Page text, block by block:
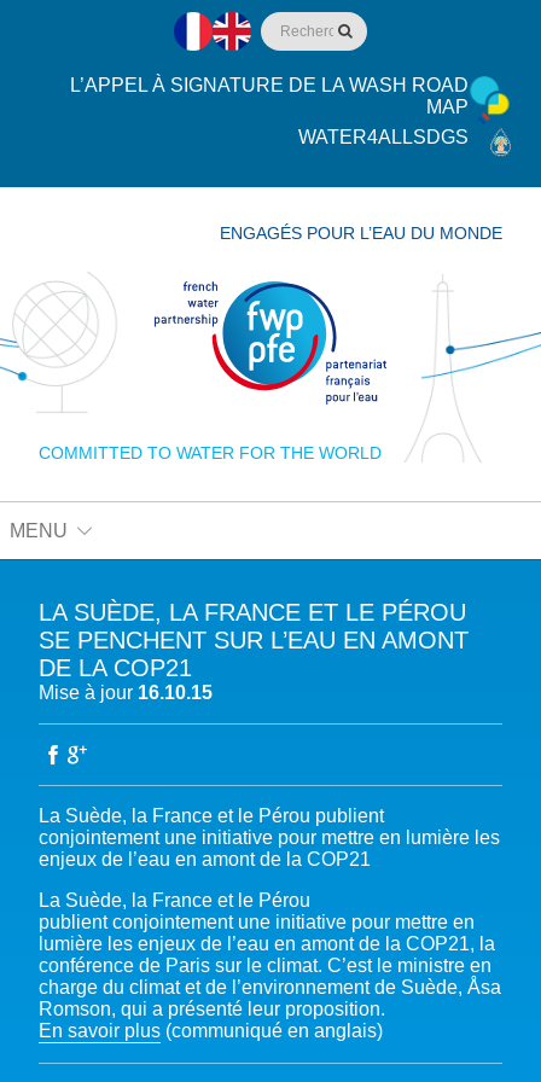
L’APPEL À SIGNATURE DE LA WASH ROAD
MAP
WATER4ALLSDGS
COMMITTED TO WATER FOR THE WORLD
ENGAGÉS POUR L’EAU DU MONDE
MENU
A PROPOS DU PFE
NOTRE MISSION
LES MEMBRES DU PFE
RÈGLEMENT DES COTISATIONS DES MEMBRES
DEVENIR MEMBRE
NOTRE GOUVERNANCE
NOTRE SECRÉTARIAT
NOTRE PLAIDOYER MULTI-ACTEUR
L’EAU DANS LES OBJECTIFS DU DÉVELOPPEMENT DURABLE (ODD)
EAU & CLIMAT
ACCÈS À LA WASH DANS LES CONTEXTES DE CRISES ET FRAGILITÉS
WASH ROAD MAP
CRISE UKRAINIENNE 2022
EAUX, SOLS, AGROÉCOLOGIE ET SÉCURITÉ ALIMENTAIRE
AUTRES EXPERTISES
ÉVÉNEMENTS
COP29 CLIMAT – BAKOU 2024
FORUM URBAIN MONDIAL – LE CAIRE 2024
COP16 BIODIVERSITÉ – CALI 2024
FORUM MONDIAL DE L’EAU – BALI 2024
COP28 CLIMAT – DUBAÏ 2023
CONFÉRENCE ONU SUR L’EAU – NEW YORK 2023
TOUS LES ÉVÉNEMENTS
PRESSE
LA SUÈDE, LA FRANCE ET LE PÉROU
SE PENCHENT SUR L’EAU EN AMONT
DE LA COP21
Mise à jour 16.10.15
La Suède, la France et le Pérou publient
conjointement une initiative pour mettre en lumière les
enjeux de l’eau en amont de la COP21
La Suède, la France et le Pérou
publient conjointement une initiative pour mettre en
lumière les enjeux de l’eau en amont de la COP21, la
conférence de Paris sur le climat. C’est le ministre en
charge du climat et de l’environnement de Suède, Åsa
Romson, qui a présenté leur proposition.
En savoir plus (communiqué en anglais)